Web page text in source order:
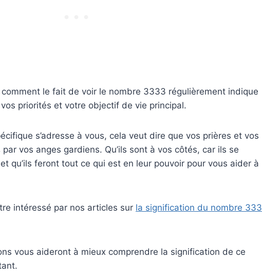
le fait de voir le nombre 3333 régulièrement indique
priorités et votre objectif de vie principal.
s’adresse à vous, cela veut dire que vos prières et vos
vos anges gardiens. Qu’ils sont à vos côtés, car ils se
qu’ils feront tout ce qui est en leur pouvoir pour vous aider à
intéressé par nos articles sur la signification du nombre 333
vous aideront à mieux comprendre la signification de ce